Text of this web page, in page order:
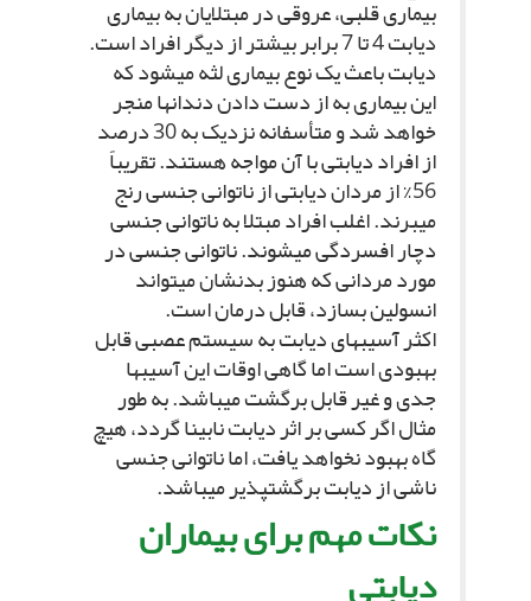
بیمارى قلبى، عروقى در مبتلایان به بیمارى
دیابت 4 تا 7 برابر بیشتر از دیگر افراد است.
دیابت باعث یک نوع بیمارى لثه مى‏شود که
این بیمارى به از دست دادن دندان‏ها منجر
خواهد شد و متأسفانه نزدیک به 30 درصد
از افراد دیابتى با آن مواجه هستند. تقریباً
56% از مردان دیابتى از ناتوانى جنسى رنج
مى‏برند. اغلب افراد مبتلا به ناتوانى جنسى
دچار افسردگى مى‏شوند. ناتوانى جنسى در
مورد مردانى که هنوز بدن‏شان مى‏تواند
انسولین بسازد، قابل درمان است.
اکثر آسیب‏هاى دیابت به سیستم عصبى قابل
بهبودى است اما گاهى اوقات این آسیب‏ها
جدى و غیر قابل برگشت مى‏باشد. به طور
مثال اگر کسى بر اثر دیابت نابینا گردد، هیچ
گاه بهبود نخواهد یافت، اما ناتوانى جنسى
ناشى از دیابت برگشت‏پذیر مى‏باشد.
نکات مهم براى بیماران
دیابتى‏